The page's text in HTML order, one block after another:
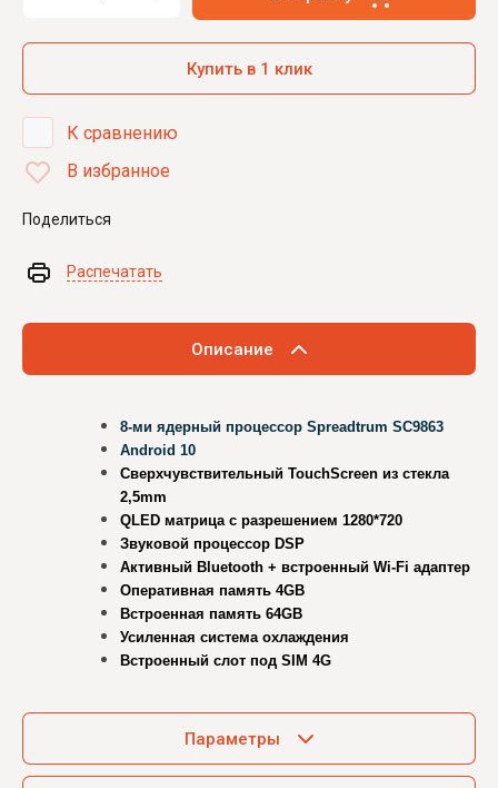
Купить в 1 клик
К сравнению
В избранное
Поделиться
Распечатать
Описание
8-ми ядерный процессор Spreadtrum SC9863
Android 10
Сверхчувствительный TouchScreen из стекла
2,5mm
QLED матрица с разрешением 1280*720
Звуковой процессор DSP
Активный Bluetooth + встроенный Wi-Fi адаптер
Оперативная память 4GB
Встроенная память 64GB
Усиленная система охлаждения
Встроенный слот под SIM 4G
Параметры